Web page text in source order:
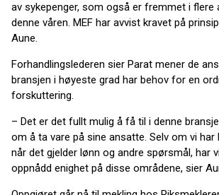
av sykepenger, som også er fremmet i flere
denne våren. MEF har avvist kravet på
Aune.
Forhandlingslederen sier Parat mener de
bransjen i høyeste grad har behov for en
forskuttering.
– Det er det fullt mulig å få til i denne
om å ta vare på sine ansatte. Selv om vi
når det gjelder lønn og andre spørsmål, har
oppnådd enighet på disse områdene, sier